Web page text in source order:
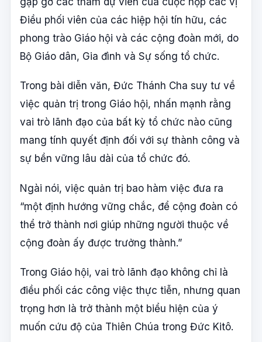
Điều phối viên của các hiệp hội tín hữu, các
phong trào Giáo hội và các cộng đoàn mới, do
Bộ Giáo dân, Gia đình và Sự sống tổ chức.
Trong bài diễn văn, Đức Thánh Cha suy tư về
việc quản trị trong Giáo hội, nhấn mạnh rằng
vai trò lãnh đạo của bất kỳ tổ chức nào cũng
mang tính quyết định đối với sự thành công và
sự bền vững lâu dài của tổ chức đó.
Ngài nói, việc quản trị bao hàm việc đưa ra
“một định hướng vững chắc, để cộng đoàn có
thể trở thành nơi giúp những người thuộc về
cộng đoàn ấy được trưởng thành.”
Trong Giáo hội, vai trò lãnh đạo không chỉ là
điều phối các công việc thực tiễn, nhưng quan
trọng hơn là trở thành một biểu hiện của ý
muốn cứu độ của Thiên Chúa trong Đức Kitô.